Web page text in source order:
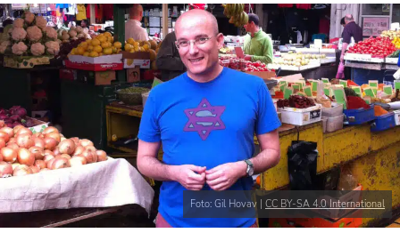
Foto: Gil Hovav | CC BY-SA 4.0 International